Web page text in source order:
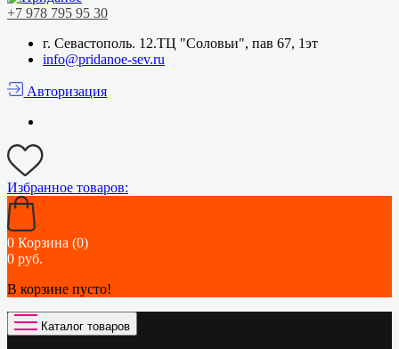
+7 978 795 95 30
г. Севастополь. 12.ТЦ "Соловьи", пав 67, 1эт
info@pridanoe-sev.ru
Авторизация
Избранное товаров:
0 Корзина (0)
0 руб.
В корзине пусто!
Каталог товаров